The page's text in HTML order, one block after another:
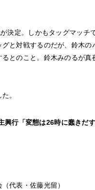
決定。しかもタッグマッチ
と対戦するのだが、鈴木の
とのこと。鈴木みのるが
。
行「変態は26時に蠢きだす
代表・佐藤光留）